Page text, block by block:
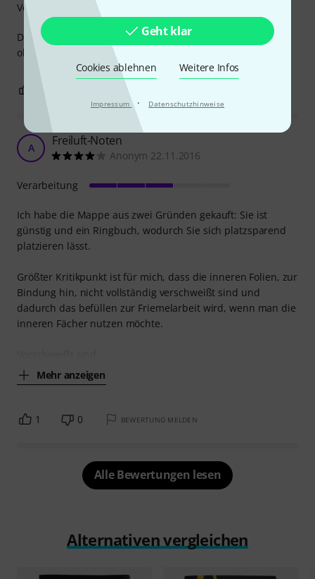
Geht klar
Cookies ablehnen Weitere Infos
Impressum · Datenschutzhinweise
Die Blätter kann man gut während der Probe beschriften
ohne dass man sie extra aus der Folie rausnehmen muss.
Verarbeitung
BEWERTUNG MELDEN
A Freiluft-Noten
Anonym 22.11.2016
Ich habe die Mappe aus zwei Gründen gekauft: Sie ist
günstig und ein Ringbuch, wodurch Sie sich platzsparend
platzieren lässt.
Größter Kritikpunkt ist für mich, dass die inneren Folien, zur
Bindung hin, nicht vollständig verschweißt sind und
dadurch das befüllen zur Friemelarbeit wird, wenn man die
inneren Fächer nutzen möchte.
Mehr anzeigen
Verarbeitung
1 0 BEWERTUNG MELDEN
Alle Bewertungen lesen
Alternativen vergleichen